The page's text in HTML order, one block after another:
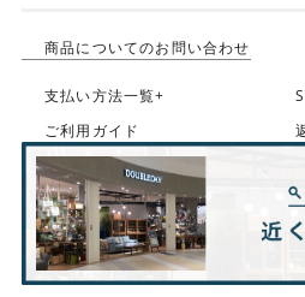
商品についてのお問い合わせ
支払い方法一覧+
ご利用ガイド